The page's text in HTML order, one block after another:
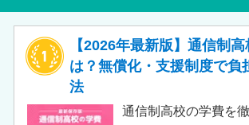
【2026年最新版】通信制
は？無償化・支援制度で負
法
通信制高校の学費を